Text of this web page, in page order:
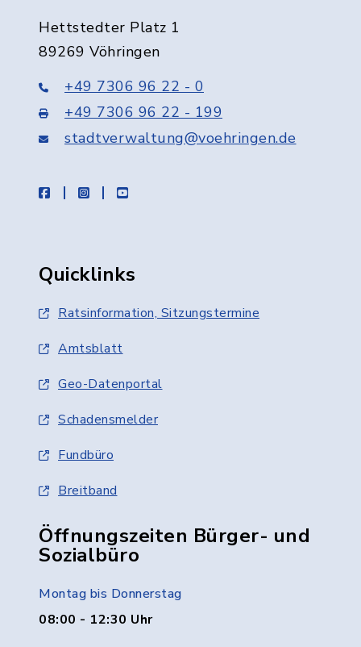
Hettstedter Platz 1
89269 Vöhringen
+49 7306 96 22 - 0
+49 7306 96 22 - 199
stadtverwaltung@voehringen.de
facebookinstagramyoutube
Quicklinks
Ratsinformation, Sitzungstermine
Amtsblatt
Geo-Datenportal
Schadensmelder
Fundbüro
Breitband
Öffnungszeiten Bürger- und
Sozialbüro
Montag bis Donnerstag
08:00 - 12:30 Uhr